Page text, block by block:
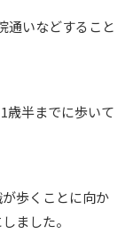
通いなどすること
歳半までに歩いて
歩くことに向か
ました。